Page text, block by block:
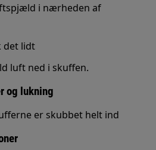
i nærheden af
det lidt
luft ned i skuffen.
og lukning
er skubbet helt ind